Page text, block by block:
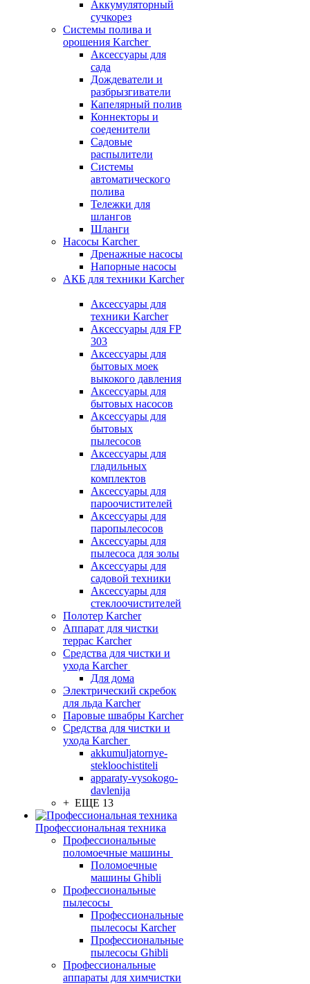
Аккумуляторный
сучкорез
Системы полива и
орошения Karcher
Аксессуары для
сада
Дождеватели и
разбрызгиватели
Капелярный полив
Коннекторы и
соеденители
Садовые
распылители
Системы
автоматического
полива
Тележки для
шлангов
Шланги
Насосы Karcher
Дренажные насосы
Напорные насосы
АКБ для техники Karcher
Аксессуары для
техники Karcher
Аксессуары для FP
303
Аксессуары для
бытовых моек
выкокого давления
Аксессуары для
бытовых насосов
Аксессуары для
бытовых
пылесосов
Аксессуары для
гладильных
комплектов
Аксессуары для
пароочистителей
Аксессуары для
паропылесосов
Аксессуары для
пылесоса для золы
Аксессуары для
садовой техники
Аксессуары для
стеклоочистителей
Полотер Karcher
Аппарат для чистки
террас Karcher
Средства для чистки и
ухода Karcher
Для дома
Электрический скребок
для льда Karcher
Паровые швабры Karcher
Средства для чистки и
ухода Karcher
akkumuljatornye-
stekloochistiteli
apparaty-vysokogo-
davlenija
+ ЕЩЕ 13
Профессиональная техника
Профессиональные
поломоечные машины
Поломоечные
машины Ghibli
Профессиональные
пылесосы
Профессиональные
пылесосы Karcher
Профессиональные
пылесосы Ghibli
Профессиональные
аппараты для химчистки